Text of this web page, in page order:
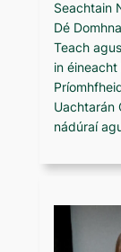
Seachtain
Dé
Teach
in éineacht
Uachtarán
nádúraí